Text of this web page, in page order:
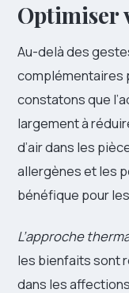
Optimiser
Au-delà des
complémentaires
constatons que
largement à
d’air dans les
allergènes et les
bénéfique pour
L’approche
les bienfaits sont
dans les